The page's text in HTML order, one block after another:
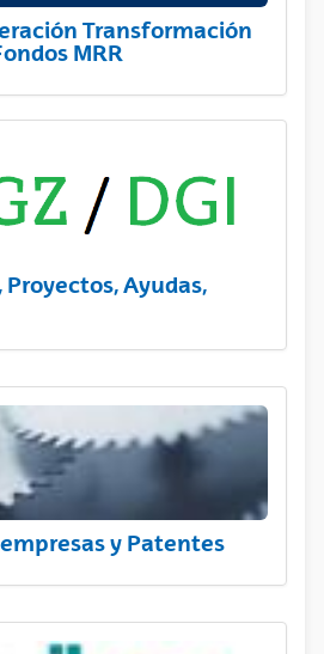
Transformación
MRR
Ayudas,
y Patentes